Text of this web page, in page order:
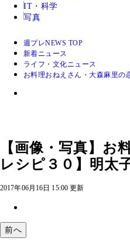
IT・科学
写真
週プレNEWS TOP
新着ニュース
ライフ・文化ニュース
お料理おねえさん・大森麻里
【画像・写真】
レシピ３０】明太
2017年06月16日 15:00 更新
前へ